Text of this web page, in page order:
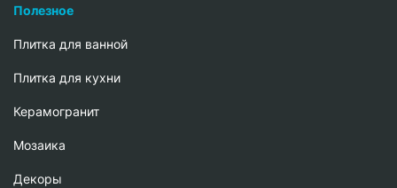
Полезное
Плитка для ванной
Плитка для кухни
Керамогранит
Мозаика
Декоры